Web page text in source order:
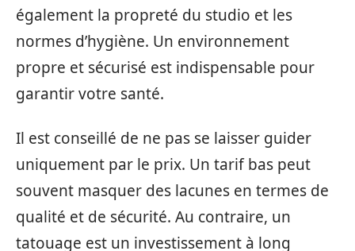
également la propreté du studio et les
normes d’hygiène. Un environnement
propre et sécurisé est indispensable pour
garantir votre santé.
Il est conseillé de ne pas se laisser guider
uniquement par le prix. Un tarif bas peut
souvent masquer des lacunes en termes de
qualité et de sécurité. Au contraire, un
tatouage est un investissement à long